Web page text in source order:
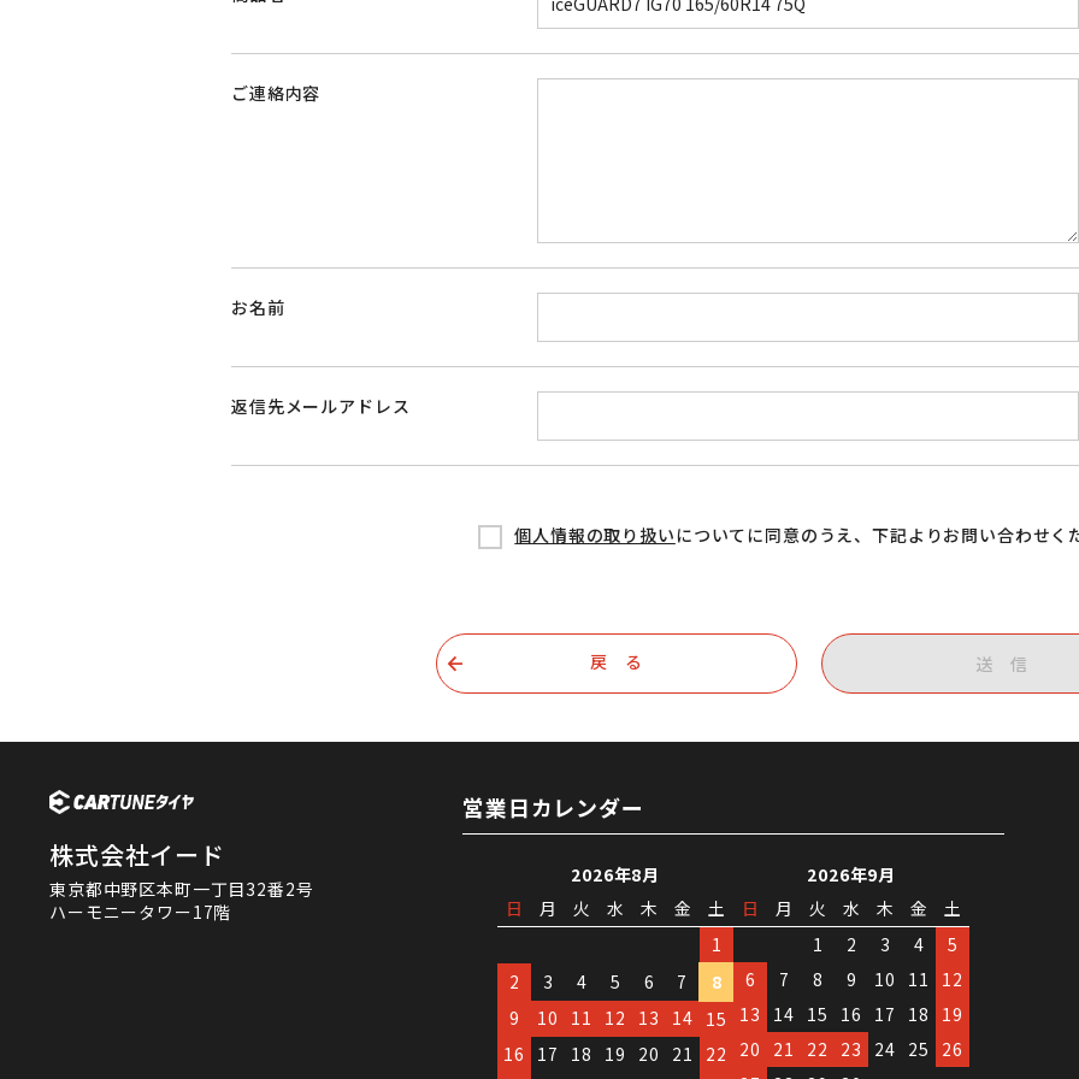
ご連絡内容
お名前
返信先メールアドレス
個人情報の取り扱いについてに同意のうえ、下記よりお問い合わせく
送 信
戻 る
株式会社イード
東京都中野区本町一丁目32番2号
ハーモニータワー17階
営業日カレンダー
2026年8月
日
月 火 水 木 金
土
1
2
3 4 5 6 7
8
9
10 11 12 13 14 15
16
17 18 19 20 21
22
2026年9月
日
月 火 水 木 金
土
1
2 3 4
5
6
7 8 9 10 11
12
13
14 15 16 17 18
19
20
21 22 23 24 25
26